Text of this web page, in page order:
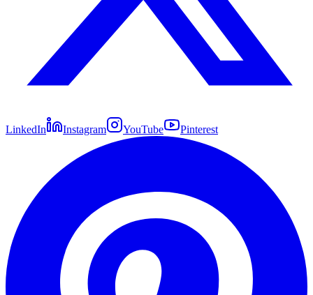
LinkedIn Instagram YouTube Pinterest